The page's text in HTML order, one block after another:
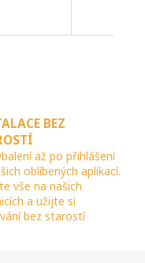
R
A
BEZ
až po přihlášení
oblíbených aplikací.
vše na našich
a užijte si
bez starostí